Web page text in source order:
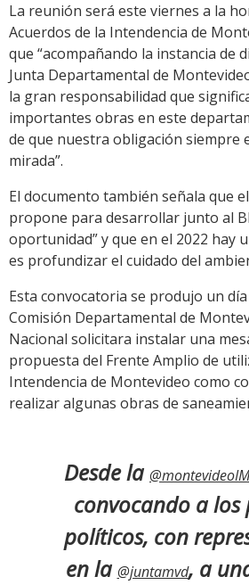
La reunión será este viernes a la
Acuerdos de la Intendencia de
que “acompañando la instancia de
Junta Departamental de
la gran responsabilidad que
importantes obras en este
de que nuestra obligación siempre
mirada”.
El documento también señala que
propone para desarrollar junto al
oportunidad” y que en el 2022 hay
es profundizar el cuidado del
Esta convocatoria se produjo un
Comisión Departamental de
Nacional solicitara instalar una
propuesta del Frente Amplio de
Intendencia de Montevideo como
realizar algunas obras de
Desde la @montevideoIM
convocando a
políticos, con
en la @juntamvd, a